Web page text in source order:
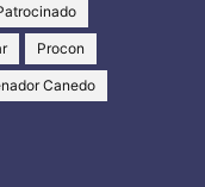
Procon
Canedo